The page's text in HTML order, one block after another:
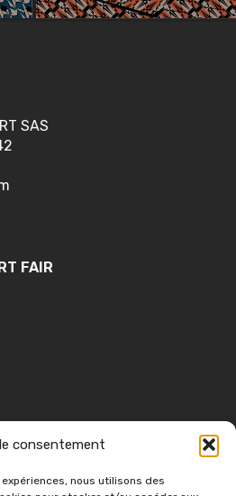
consentement
nous utilisons des
SAS
FAIR